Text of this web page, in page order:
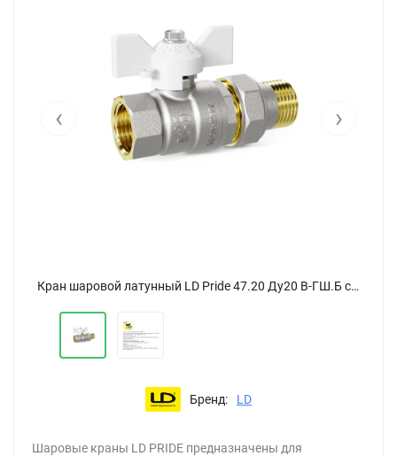
Кран шаровой латунный LD Pride 47.20 Ду20 В-ГШ.Б с американкой бабочка (White)
‹ ›
Бренд: LD
Шаровые краны LD PRIDE предназначены для